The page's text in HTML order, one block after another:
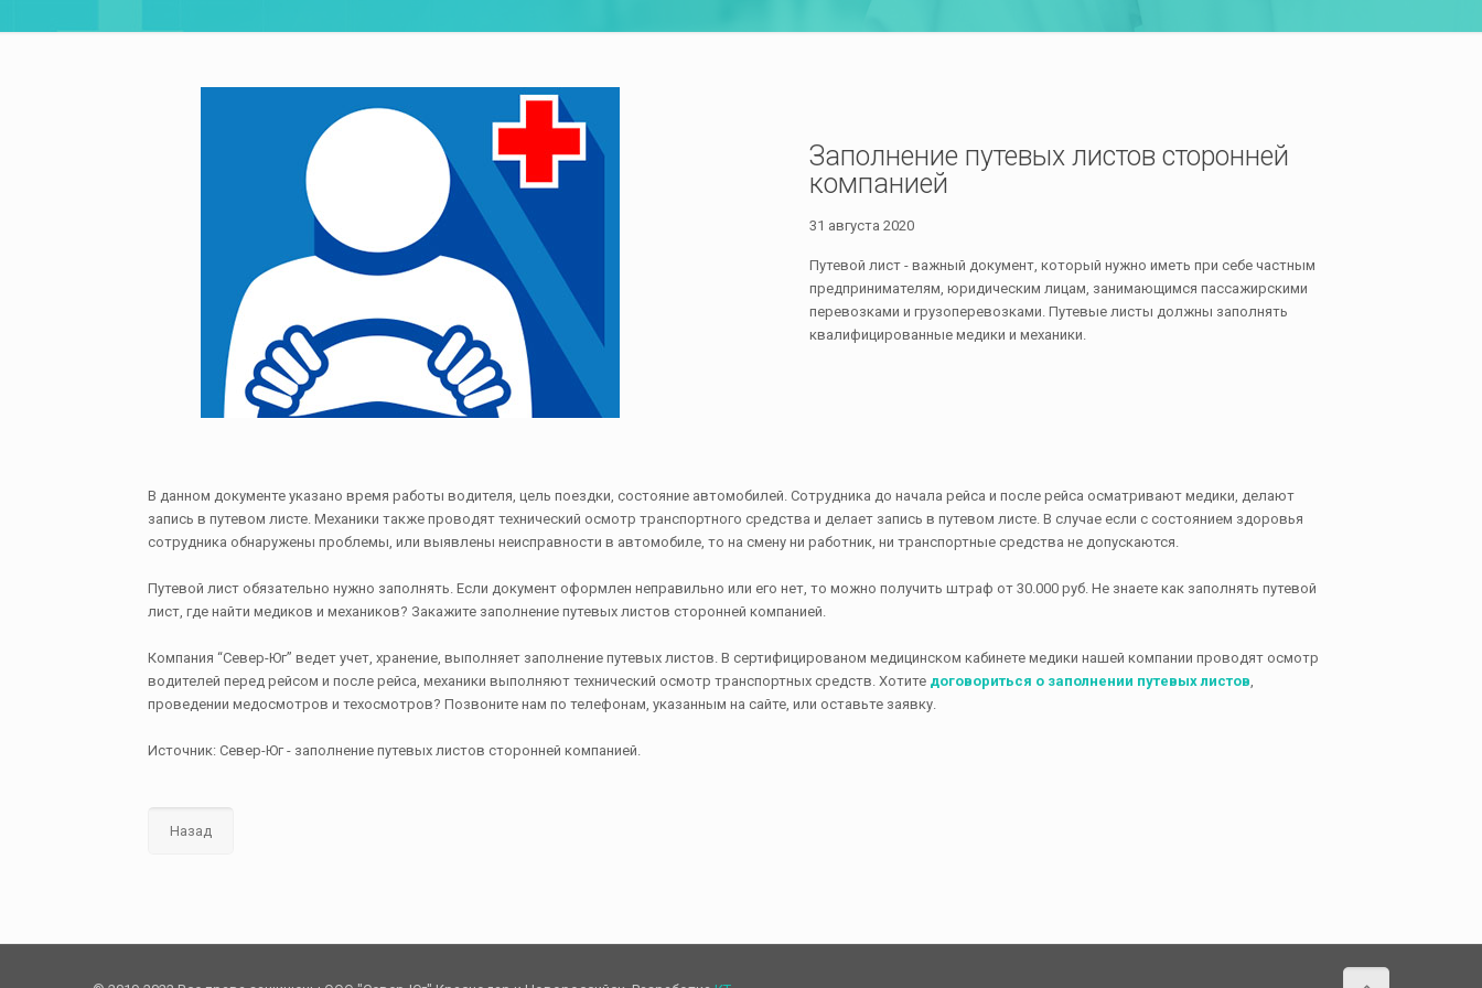
Заполнение путевых листов сторонней
компанией
31 августа 2020
Путевой лист - важный документ, который нужно иметь при себе частным
предпринимателям, юридическим лицам, занимающимся пассажирскими
перевозками и грузоперевозками. Путевые листы должны заполнять
квалифицированные медики и механики.
В данном документе указано время работы водителя, цель поездки, состояние автомобилей. Сотрудника до начала рейса и после рейса осматривают медики, делают
запись в путевом листе. Механики также проводят технический осмотр транспортного средства и делает запись в путевом листе. В случае если с состоянием здоровья
сотрудника обнаружены проблемы, или выявлены неисправности в автомобиле, то на смену ни работник, ни транспортные средства не допускаются.
Путевой лист обязательно нужно заполнять. Если документ оформлен неправильно или его нет, то можно получить штраф от 30.000 руб. Не знаете как заполнять путевой
лист, где найти медиков и механиков? Закажите заполнение путевых листов сторонней компанией.
Компания “Север-Юг” ведет учет, хранение, выполняет заполнение путевых листов. В сертифицированом медицинском кабинете медики нашей компании проводят осмотр
водителей перед рейсом и после рейса, механики выполняют технический осмотр транспортных средств. Хотите договориться о заполнении путевых листов,
проведении медосмотров и техосмотров? Позвоните нам по телефонам, указанным на сайте, или оставьте заявку.
Источник: Север-Юг - заполнение путевых листов сторонней компанией.
Назад